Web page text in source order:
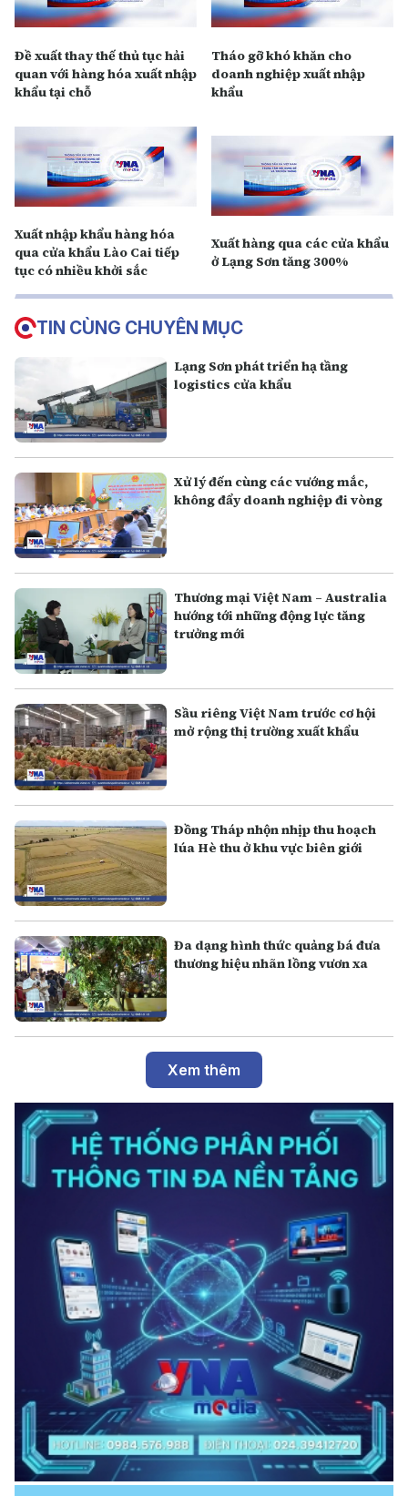
Đề xuất thay thế thủ tục hải
quan với hàng hóa xuất nhập
khẩu tại chỗ
Tháo gỡ khó khăn cho
doanh nghiệp xuất nhập
khẩu
Xuất nhập khẩu hàng hóa
qua cửa khẩu Lào Cai tiếp
tục có nhiều khởi sắc
Xuất hàng qua các cửa khẩu
ở Lạng Sơn tăng 300%
TIN CÙNG CHUYÊN MỤC
Lạng Sơn phát triển hạ tầng
logistics cửa khẩu
Xử lý đến cùng các vướng mắc,
không đẩy doanh nghiệp đi vòng
Thương mại Việt Nam – Australia
hướng tới những động lực tăng
trưởng mới
Sầu riêng Việt Nam trước cơ hội
mở rộng thị trường xuất khẩu
Đồng Tháp nhộn nhịp thu hoạch
lúa Hè thu ở khu vực biên giới
Đa dạng hình thức quảng bá đưa
thương hiệu nhãn lồng vươn xa
Xem thêm